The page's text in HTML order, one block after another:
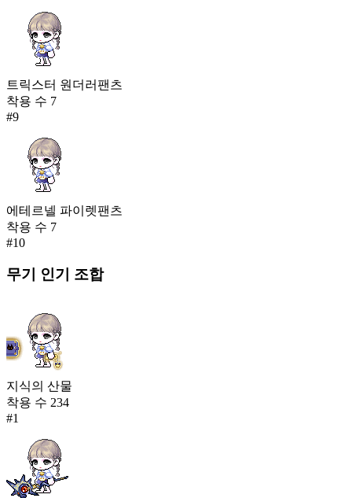
트릭스터 원더러팬츠
착용 수 7
#9
에테르넬 파이렛팬츠
착용 수 7
#10
무기 인기 조합
지식의 산물
착용 수 234
#1